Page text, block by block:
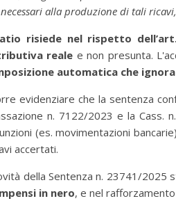
alla produzione di tali
risiede nel rispetto
reale e non presunta.
automatica che
evidenziare che la sentenza
n. 7122/2023 e la Cass.
(es. movimentazioni
accertati.
della Sentenza n. 23741/2025
in nero, e nel